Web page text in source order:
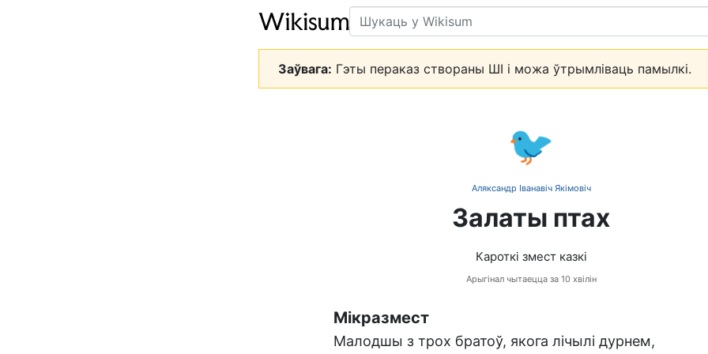
Пошук
Заўвага: Гэты пераказ створаны ШІ і можа ўтрымліваць памылкі.
🐦
Аляксандр Іванавіч Якімовіч
Залаты птах
Кароткі змест казкі
Арыгінал чытаецца за 10 хвілін
Мікразмест
Малодшы з трох братоў, якога лічылі дурнем,